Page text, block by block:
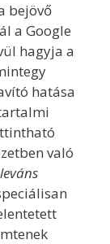
bejövő
a Google
hagyja a
hatása
való